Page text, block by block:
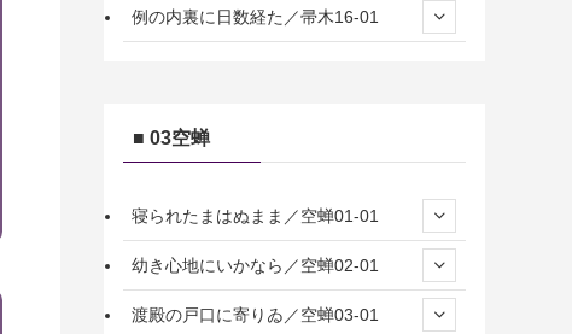
例の内裏に日数経た／帚木16-01
■ 03空蝉
寝られたまはぬまま／空蝉01-01
幼き心地にいかなら／空蝉02-01
渡殿の戸口に寄りゐ／空蝉03-01